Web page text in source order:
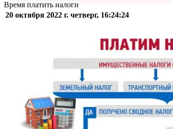
Время платить налоги
20 октября 2022 г. четверг, 16:24:24